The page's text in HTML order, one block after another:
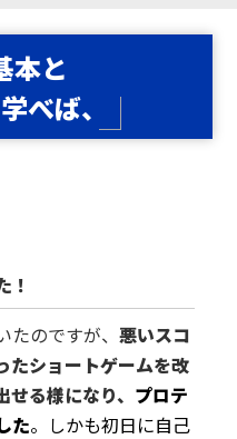
本と
べば、
！
たのですが、悪いスコ
たショートゲームを改
る様になり、 プロテ
た。しかも初日に自己